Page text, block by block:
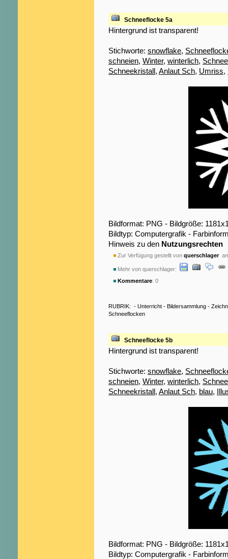
Schneeflocke 5a
Hintergrund ist transparent!
Stichworte: snowflake,
schneien, Winter, winterlich, Schnee
Schneekristall, Anlaut Sch, Umriss,
Bildformat: PNG - Bildgröße:
Bildtyp: Computergrafik -
Hinweis zu den Nutzungsrechten
Zur Verfügung gestellt von querschlageram
Mehr von querschlager:
Kommentare: 0
RUBRIK: - Unterricht - Bildersammlung -
Schneeflocken
Schneeflocke 5b
Hintergrund ist transparent!
Stichworte: snowflake,
schneien, Winter, winterlich, Schnee
Schneekristall, Anlaut Sch, blau,
Bildformat: PNG - Bildgröße:
Bildtyp: Computergrafik -